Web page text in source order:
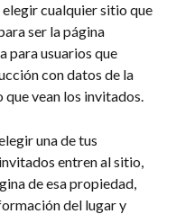
cualquier sitio que
ser la página
para usuarios que
con datos de la
vean los invitados.
una de tus
entren al sitio,
de esa propiedad,
del lugar y